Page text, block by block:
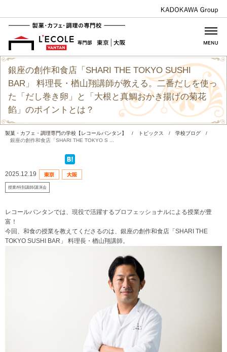
銀座の創作和食店「SHARI THE TOKYO SUSHI
BAR」 料理長・楢山翔講師が教える。二番だしを使っ
た「だし巻き卵」と「大根と真鯛おかき揚げの菊花
餡」のポイントとは？
製菓・カフェ・調理専門の学校【レコールバンタン】 / トピックス / 学校ブログ
/
銀座の創作和食店「SHARI THE TOKYO S ...
2025.12.19
授業/特別講師/講演会
レコールバンタンでは、現役で活躍するプロフェッショナルによる授業が豊
富！
今回、和食の授業を教えてくださるのは、銀座の創作和食店「SHARI THE
TOKYO SUSHI BAR」 料理長・楢山翔講師。